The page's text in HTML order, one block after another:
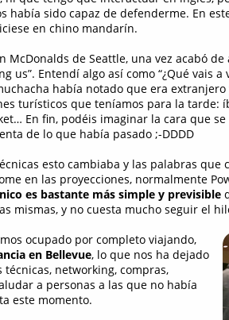
había sido capaz de defenderme. En
en chino mandarín.
McDonalds de Seattle, una vez acabó
us”. Entendí algo así como “¿Qué vais a
había notado que era
turísticos que teníamos para la tarde:
En fin, podéis imaginar la cara que
de lo que había pasado ;-DDDD
esto cambiaba y las palabras que
en las proyecciones, normalmente
es bastante más simple y previsible
mismas, y no cuesta mucho seguir el
ocupado por completo viajando,
en Bellevue, lo que nos ha dejado
networking, compras,
a personas a las que no había
este momento.